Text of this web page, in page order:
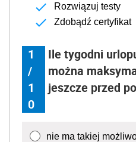
Rozwiązuj testy
Zdobądź certyfikat
1
/
1
0
Ile tygodni
można
jeszcze przed
nie ma takiej